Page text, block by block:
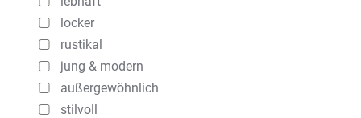
locker
rustikal
jung & modern
außergewöhnlich
stilvoll